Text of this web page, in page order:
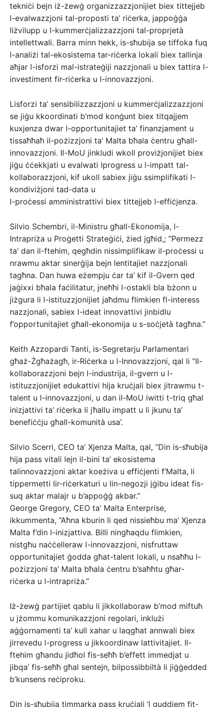
tekniċi bejn iż-żewġ organizzazzjonijiet biex tittejjeb
l-evalwazzjoni tal-proposti ta’ riċerka, jappoġġa
liżvilupp u l-kummerċjalizzazzjoni tal-proprjetà
intellettwali. Barra minn hekk, is-sħubija se tiffoka fuq
l-analiżi tal-ekosistema tar-riċerka lokali biex tallinja
aħjar l-isforzi mal-istrateġiji nazzjonali u biex tattira l-
investiment fir-riċerka u l-innovazzjoni.
Lisforzi ta’ sensibilizzazzjoni u kummerċjalizzazzjoni
se jiġu kkoordinati b’mod konġunt biex titqajjem
kuxjenza dwar l-opportunitajiet ta’ finanzjament u
tissaħħaħ il-pożizzjoni ta’ Malta bħala ċentru għall-
innovazzjoni. Il-MoU jinkludi wkoll proviżjonijiet biex
jiġu ċċekkjati u evalwati lprogress u l-impatt tal-
kollaborazzjoni, kif ukoll sabiex jiġu ssimplifikati l-
kondiviżjoni tad-data u
l-proċessi amministrattivi biex tittejjeb l-effiċjenza.
Silvio Schembri, il-Ministru għall-Ekonomija, l-
Intrapriża u Proġetti Strateġiċi, żied jgħid,; “Permezz
ta’ dan il-ftehim, qegħdin nissimplifikaw il-proċessi u
nrawmu aktar sinerġija bejn lentitajiet nazzjonali
tagħna. Dan huwa eżempju ċar ta’ kif il-Gvern qed
jaġixxi bħala faċilitatur, jneħħi l-ostakli bla bżonn u
jiżgura li l-istituzzjonijiet jaħdmu flimkien fl-interess
nazzjonali, sabiex l-ideat innovattivi jinbidlu
f’opportunitajiet għall-ekonomija u s-soċjetà tagħna.”
Keith Azzopardi Tanti, is-Segretarju Parlamentari
għaż-Żgħażagħ, ir-Riċerka u l-Innovazzjoni, qal li “Il-
kollaborazzjoni bejn l-industrija, il-gvern u l-
istituzzjonijiet edukattivi hija kruċjali biex jitrawmu t-
talent u l-innovazzjoni, u dan il-MoU iwitti t-triq għal
inizjattivi ta’ riċerka li jħallu impatt u li jkunu ta’
benefiċċju għall-komunità usa’.
Silvio Scerri, CEO ta’ Xjenza Malta, qal, “Din is-sħubija
hija pass vitali lejn il-bini ta’ ekosistema
talinnovazzjoni aktar koeżiva u effiċjenti f’Malta, li
tippermetti lir-riċerkaturi u lin-negozji jġibu ideat fis-
suq aktar malajr u b’appoġġ akbar.”
George Gregory, CEO ta’ Malta Enterprise,
ikkummenta, “Aħna kburin li qed nissieħbu ma’ Xjenza
Malta f’din l-inizjattiva. Billi ningħaqdu flimkien,
nistgħu naċċelleraw l-innovazzjoni, nisfruttaw
opportunitajiet ġodda għat-talent lokali, u nsaħħu l-
pożizzjoni ta’ Malta bħala ċentru b’saħħtu għar-
riċerka u l-intrapriża.”
Iż-żewġ partijiet qablu li jikkollaboraw b’mod miftuħ
u jżommu komunikazzjoni regolari, inklużi
aġġornamenti ta’ kull xahar u laqgħat annwali biex
jirrevedu l-progress u jikkoordinaw lattivitajiet. Il-
ftehim għandu jidħol fis-seħħ b’effett immedjat u
jibqa’ fis-seħħ għal sentejn, bilpossibbiltà li jiġġedded
b’kunsens reċiproku.
Din is-sħubija timmarka pass kruċjali ’l quddiem fit-